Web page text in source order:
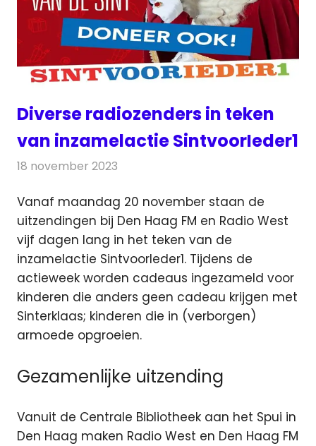
Diverse radiozenders in teken
van inzamelactie SintvoorIeder1
18 november 2023
Vanaf maandag 20 november staan de
uitzendingen bij Den Haag FM en Radio West
vijf dagen lang in het teken van de
inzamelactie SintvoorIeder1. Tijdens de
actieweek worden cadeaus ingezameld voor
kinderen die anders geen cadeau krijgen met
Sinterklaas; kinderen die in (verborgen)
armoede opgroeien.
Gezamenlijke uitzending
Vanuit de Centrale Bibliotheek aan het Spui in
Den Haag maken Radio West en Den Haag FM